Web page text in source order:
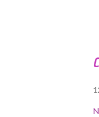
u
t
o